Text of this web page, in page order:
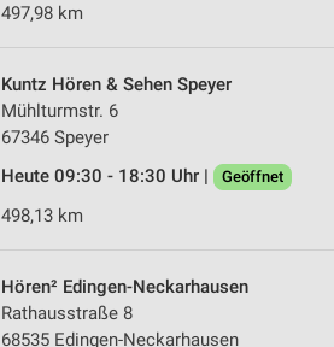
497,98 km
Kuntz Hören & Sehen Speyer
Mühlturmstr. 6
67346 Speyer
Heute 09:30 - 18:30 Uhr |
Geöffnet
498,13 km
Hören² Edingen-Neckarhausen
Rathausstraße 8
68535 Edingen-Neckarhausen